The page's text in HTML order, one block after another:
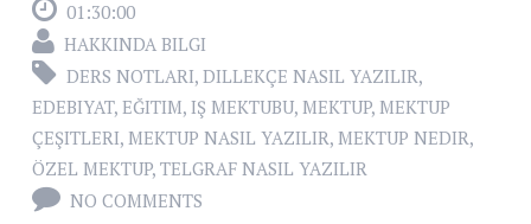
01:30:00
HAKKINDA BILGI
DERS NOTLARI, DILLEKÇE NASIL YAZILIR,
EDEBIYAT, EĞITIM, IŞ MEKTUBU, MEKTUP, MEKTUP
ÇEŞITLERI, MEKTUP NASIL YAZILIR, MEKTUP NEDIR,
ÖZEL MEKTUP, TELGRAF NASIL YAZILIR
NO COMMENTS